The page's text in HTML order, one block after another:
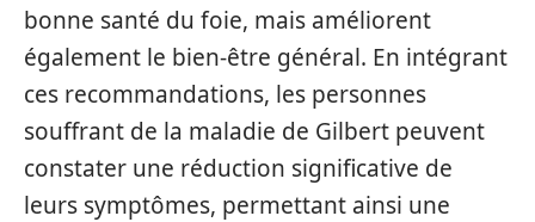
bonne santé du foie, mais améliorent
également le bien-être général. En intégrant
ces recommandations, les personnes
souffrant de la maladie de Gilbert peuvent
constater une réduction significative de
leurs symptômes, permettant ainsi une